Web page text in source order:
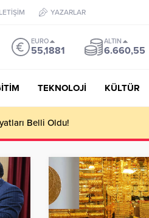
YAZARLAR
EURO
55,1881
ALTIN
6.660,55
TEKNOLOJİ KÜLTÜR
Belli Oldu!